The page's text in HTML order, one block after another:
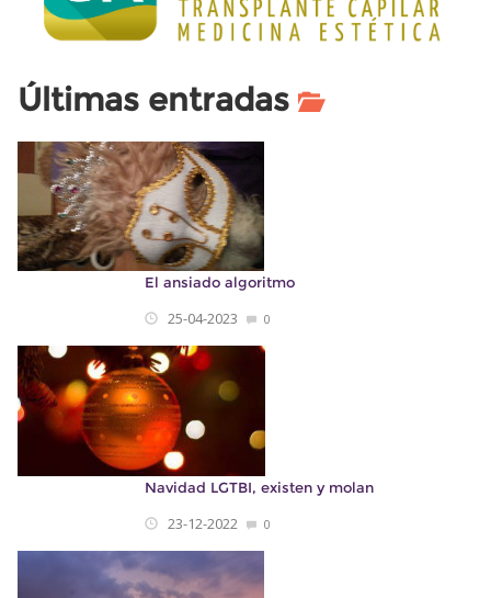
Últimas entradas
El ansiado algoritmo
25-04-2023 0
Navidad LGTBI, existen y molan
23-12-2022 0